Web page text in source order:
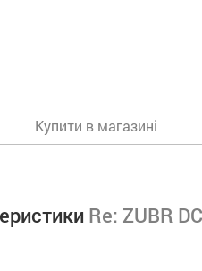
Купити в магазині
Re: ZUBR